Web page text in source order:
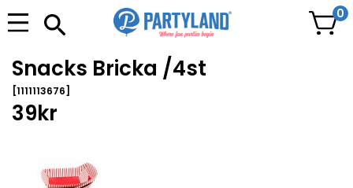
0
Snacks Bricka /4st
[1111113676]
39kr